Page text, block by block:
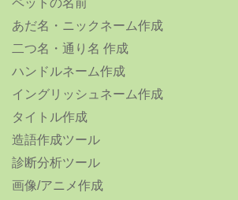
ペットの名前
あだ名・ニックネーム作成
二つ名・通り名 作成
ハンドルネーム作成
イングリッシュネーム作成
タイトル作成
造語作成ツール
診断分析ツール
画像/アニメ作成